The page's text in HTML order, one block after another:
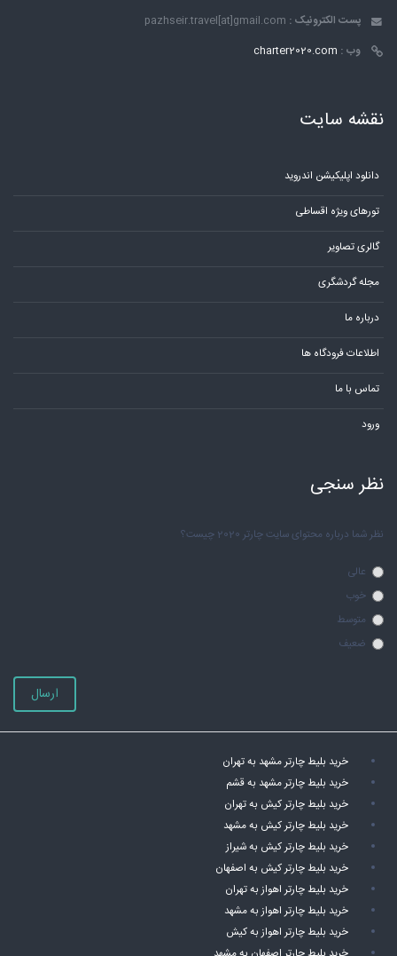
پست الکترونیک : pazhseir.travel[at]gmail.com
وب : charter2020.com
نقشه سایت
دانلود اپلیکیشن اندروید
تورهای ویژه اقساطی
گالری تصاویر
مجله گردشگری
درباره ما
اطلاعات فرودگاه ها
تماس با ما
ورود
نظر سنجی
نظر شما درباره محتوای سایت چارتر 2020 چیست؟
عالی
خوب
متوسط
ضعیف
ارسال
خرید بلیط چارتر مشهد به تهران
خرید بلیط چارتر مشهد به قشم
خرید بلیط چارتر کیش به تهران
خرید بلیط چارتر کیش به مشهد
خرید بلیط چارتر کیش به شیراز
خرید بلیط چارتر کیش به اصفهان
خرید بلیط چارتر اهواز به تهران
خرید بلیط چارتر اهواز به مشهد
خرید بلیط چارتر اهواز به کیش